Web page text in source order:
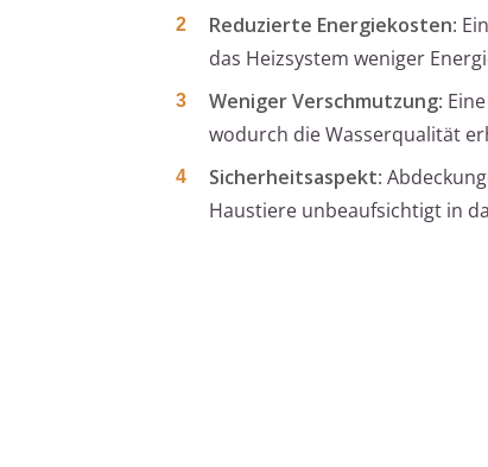
Reduzierte Energiekosten:
das Heizsystem weniger
Weniger Verschmutzung:
wodurch die Wasserqualität
Sicherheitsaspekt:
Haustiere unbeaufsichtigt in